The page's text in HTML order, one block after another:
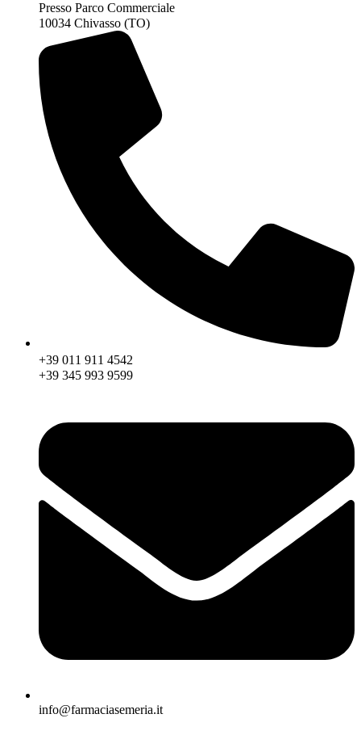
Presso Parco Commerciale
10034 Chivasso (TO)
+39 011 911 4542
+39 345 993 9599
info@farmaciasemeria.it